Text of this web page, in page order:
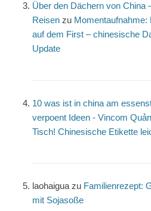
Über den Dächern von China
Reisen zu Momentaufnahme:
auf dem First – chinesische
Update
10 was ist in china am
verpoent Ideen - Vincom
Tisch! Chinesische Etikette
laohaigua zu Familienrezept:
mit Sojasoße